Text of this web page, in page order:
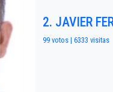
2. JAVIER
99 votos | 6333 visitas